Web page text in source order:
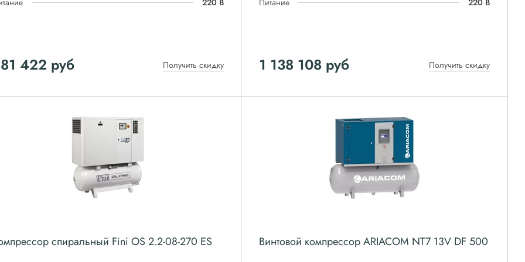
220 В
422 руб Получить скидку
Питание 220 В
1 138 108руб Получить скидку
спиральный Fini OS 2.2-08-270 ES Винтовой компрессор ARIACOM NT7 13V DF 500